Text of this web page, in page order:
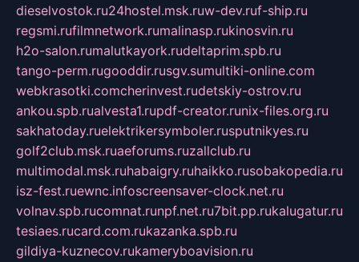
dieselvostok.ru24hostel.msk.ruw-dev.ruf-ship.ru
regsmi.rufilmnetwork.rumalinasp.rukinosvin.ru
h2o-salon.rumalutkayork.rudeltaprim.spb.ru
tango-perm.rugooddir.rusgv.sumultiki-online.com
webkrasotki.comcherinvest.rudetskiy-ostrov.ru
ankou.spb.rualvesta1.rupdf-creator.runix-files.org.ru
sakhatoday.ruelektrikersymboler.rusputnikyes.ru
golf2club.msk.ruaeforums.ruzallclub.ru
multimodal.msk.ruhabaigry.ruhaikko.rusobakopedia.ru
isz-fest.ruewnc.infoscreensaver-clock.net.ru
volnav.spb.rucomnat.runpf.net.ru7bit.pp.rukalugatur.ru
tesiaes.rucard.com.rukazanka.spb.ru
gildiya-kuznecov.rukameryboavision.ru